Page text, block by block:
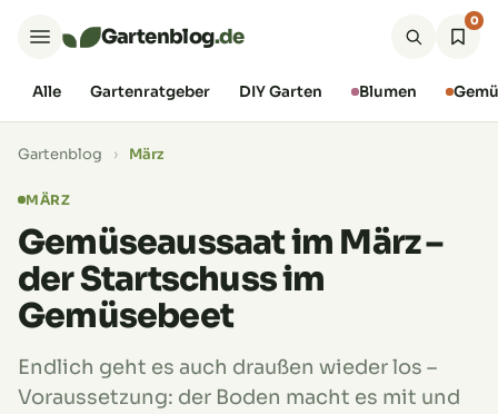
Gartenblog.de
0
Alle Gartenratgeber DIY Garten Blumen
Gartenblog › März
MÄRZ
Gemüseaussaat im März –
der Startschuss im
Gemüsebeet
Endlich geht es auch draußen wieder los –
Voraussetzung: der Boden macht es mit und